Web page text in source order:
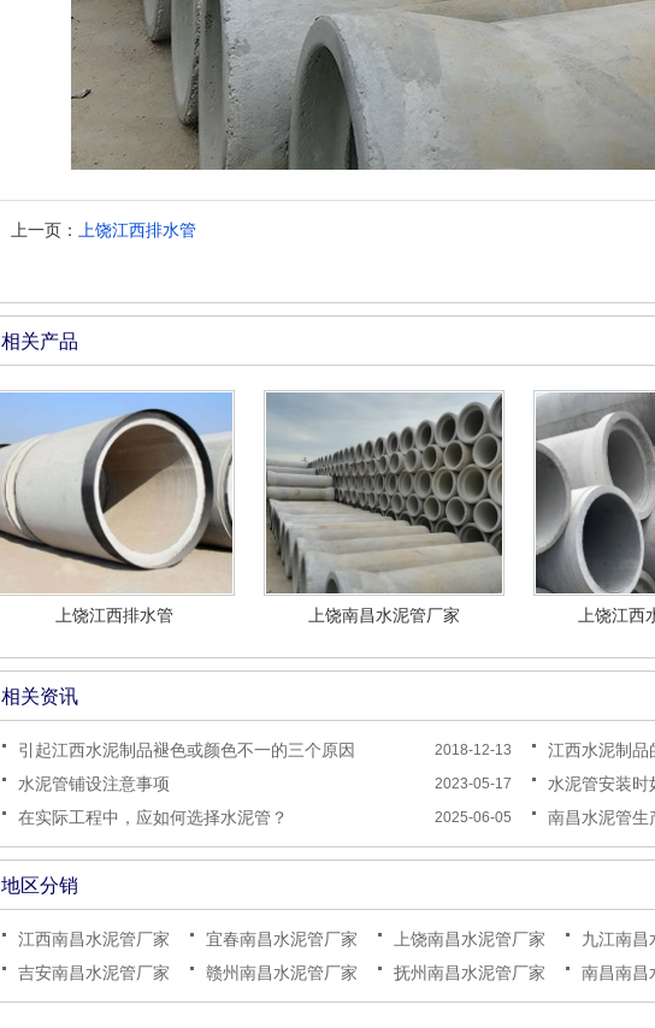
上一页： 上饶江西排水管
相关产品
上饶江西排水管 上饶南昌水泥管厂家 上饶江西
相关资讯
2018-12-13
引起江西水泥制品褪色或颜色不一的三个原因 江西水泥制品
2023-05-17
水泥管铺设注意事项 水泥管安装时
2025-06-05
在实际工程中，应如何选择水泥管？ 南昌水泥管生
地区分销
江西南昌水泥管厂家 宜春南昌水泥管厂家 上饶南昌水泥管厂家 九江南昌
吉安南昌水泥管厂家
赣州南昌水泥管厂家 抚州南昌水泥管厂家 南昌南昌